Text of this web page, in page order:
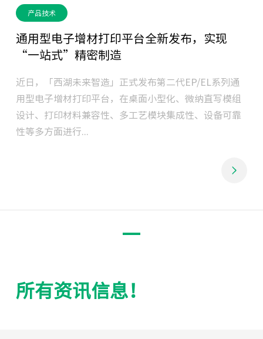
产品技术
通用型电子增材打印平台全新发布，实现
“一站式”精密制造
近日，「西湖未来智造」正式发布第二代EP/EL系列通
用型电子增材打印平台，在桌面小型化、微纳直写模组
设计、打印材料兼容性、多工艺模块集成性、设备可靠
性等多方面进行...
所有资讯信息！